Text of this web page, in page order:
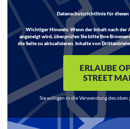
Datenschutzrichtlinie für diesen
Wichtiger Hinweis:Wenn der Inhalt nach der
angezeigt wird, überprüfen Sie bitte Ihre
die Seite zu aktualisieren. Inhalte von
ERLAUBE
STREET
Sie willigen in die Verwendung des oben